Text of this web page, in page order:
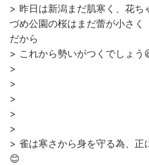
> 昨日は新潟まだ肌寒く、花ち
づめ公園の桜はまだ蕾が小さ
だから
> これから勢いがつくでしょう
>
>
>
>
>
> 雀は寒さから身を守る為、正
😊